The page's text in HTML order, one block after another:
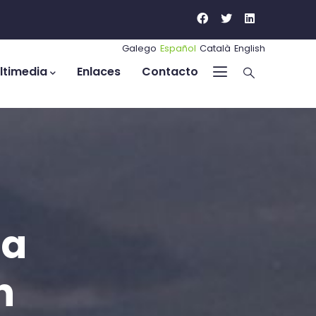
Galego Español Català English
Enlaces Contacto